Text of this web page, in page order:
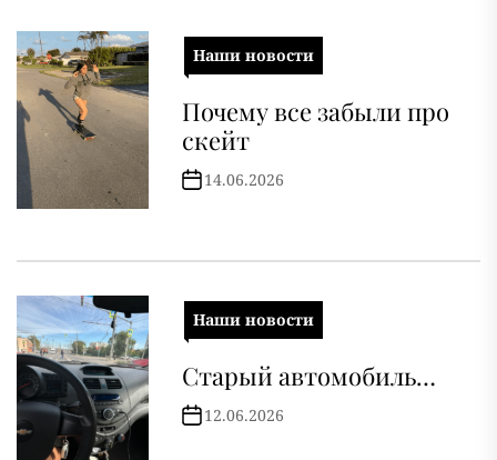
Наши новости
Почему все забыли про
скейт
14.06.2026
Наши новости
Старый автомобиль…
12.06.2026